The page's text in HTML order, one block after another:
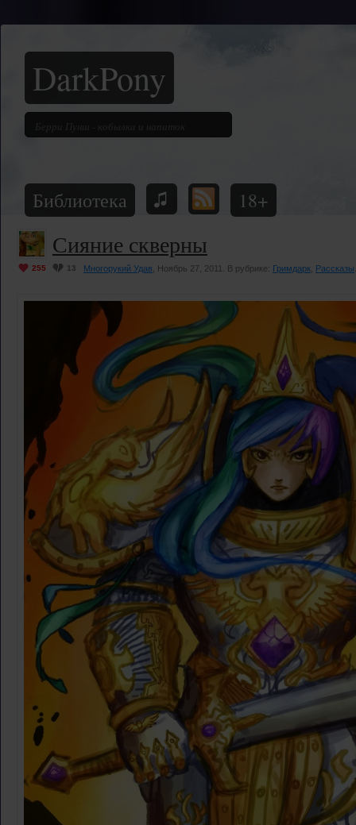
DarkPony
Библиотека 18+
Сияние скверны
255 13 Многорукий Удав , Ноябрь 27, 2011. В рубрике: Гримдарк Рассказы